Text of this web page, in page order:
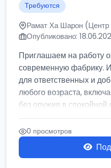
Требуются
Рамат Ха Шарон (Центр
Опубликовано:
Приглашаем на работу
современную фабрику.
для ответственных и
любого возраста,
без оружия в спокойной
0 просмотров